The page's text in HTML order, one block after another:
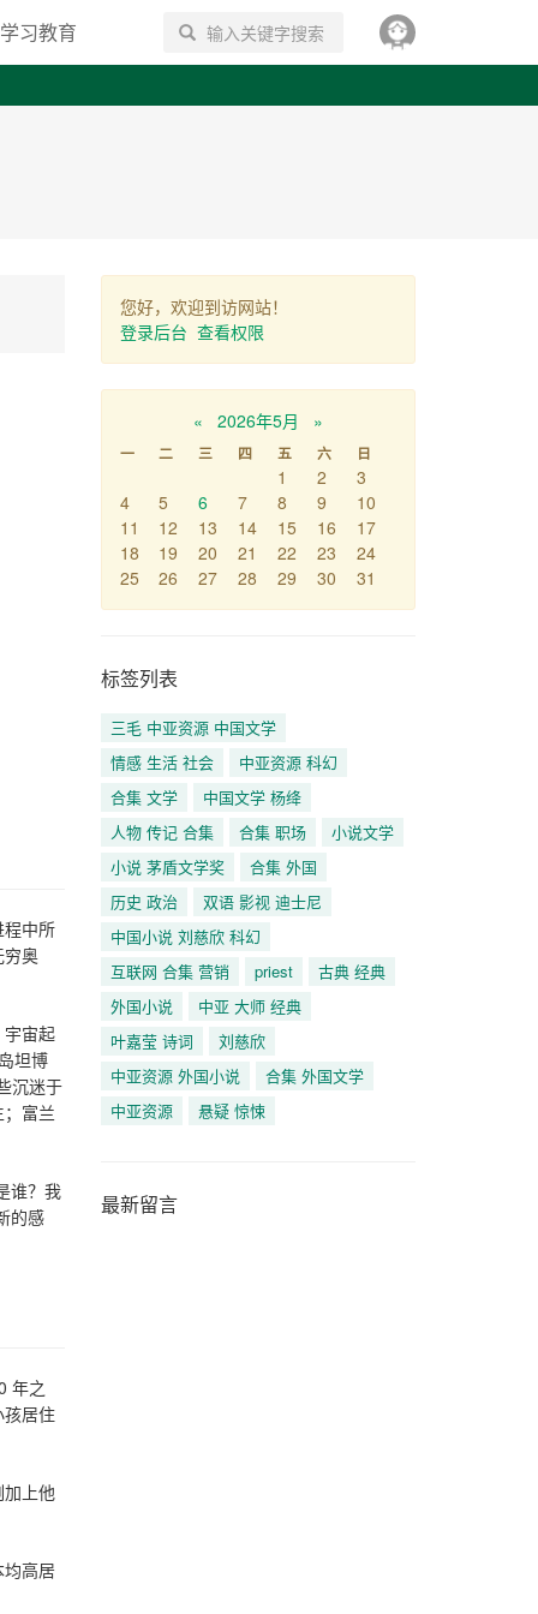
学习教育 搜索
中所
穷奥
宙起
坦博
沉迷于
富兰
谁？我
的感
年之
居住
上他
高居
您好，欢迎到访网站！
登录后台 查看权限
« 2026年5月 »
一 二 三 四 五 六 日
1 2
3
4
5 6 7 8 9
10
11
12 13 14 15 16
17
18
19 20 21 22 23
24
25
26 27 28 29 30 31
标签列表
三毛 中亚资源 中国文学
情感 生活 社会
中亚资源 科幻
合集 文学
中国文学 杨绛
人物 传记 合集
合集 职场
小说文学
小说 茅盾文学奖
合集 外国
历史 政治
双语 影视 迪士尼
中国小说 刘慈欣 科幻
互联网 合集 营销
priest
古典 经典
外国小说
中亚 大师 经典
叶嘉莹 诗词
刘慈欣
中亚资源 外国小说
合集 外国文学
中亚资源
悬疑 惊悚
最新留言